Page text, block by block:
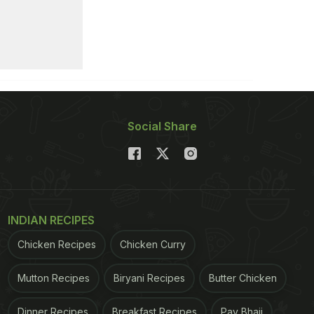
Social Share
INDIAN RECIPES
Chicken Recipes Chicken Curry
Mutton Recipes Biryani Recipes Butter Chicken
Dinner Recipes Breakfast Recipes Pav Bhaji